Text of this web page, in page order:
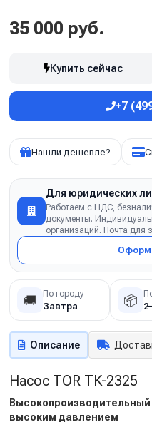
35 000 руб.
Купить сейчас
+7
Нашли дешевле?
Для юридических
Работаем с НДС,
документы.
организаций. Почта для
🚚 По городу
Завтра 📦
Описание
Насос TOR TK-2325
высоким давлением